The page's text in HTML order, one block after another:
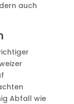
auch
Abfall wie